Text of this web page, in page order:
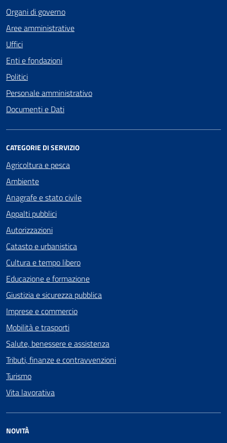
Organi di governo
Aree amministrative
Uffici
Enti e fondazioni
Politici
Personale amministrativo
Documenti e Dati
CATEGORIE DI SERVIZIO
Agricoltura e pesca
Ambiente
Anagrafe e stato civile
Appalti pubblici
Autorizzazioni
Catasto e urbanistica
Cultura e tempo libero
Educazione e formazione
Giustizia e sicurezza pubblica
Imprese e commercio
Mobilità e trasporti
Salute, benessere e assistenza
Tributi, finanze e contravvenzioni
Turismo
Vita lavorativa
NOVITÀ